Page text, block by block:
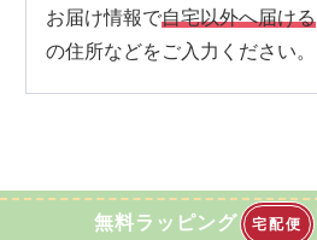
お届け情報で自宅以外へ届ける
の住所などをご入力ください。
無料ラッピング 宅配便